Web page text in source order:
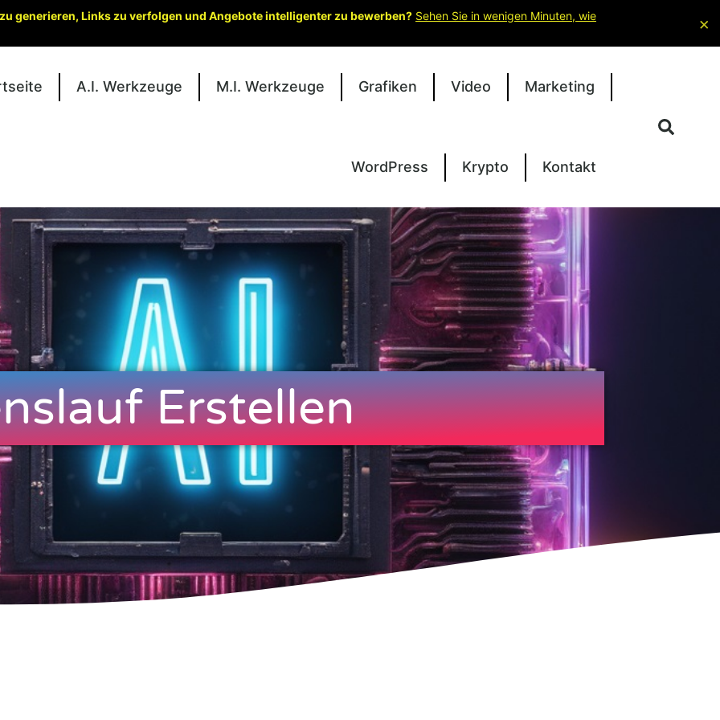
A.I. Werkzeuge M.I. Werkzeuge Grafiken Video Marketing
WordPress Krypto Kontakt
Erstellen
generieren, Links zu verfolgen und Angebote intelligenter zu bewerben? Sehen Sie in wenigen Minuten, wie ×